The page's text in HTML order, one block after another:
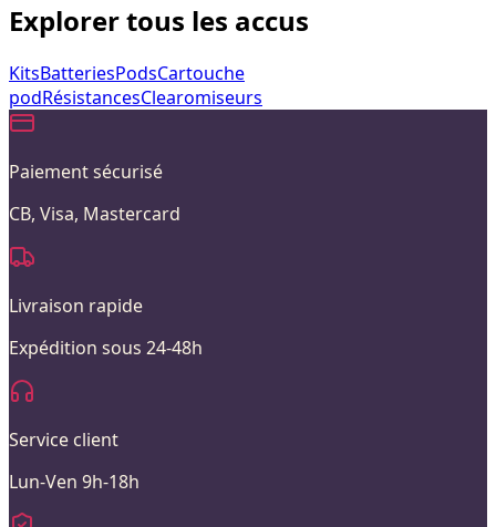
Explorer tous les accus
KitsBatteriesPodsCartouche
podRésistancesClearomiseurs
Paiement sécurisé
CB, Visa, Mastercard
Livraison rapide
Expédition sous 24-48h
Service client
Lun-Ven 9h-18h